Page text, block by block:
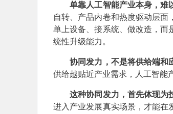
单靠人工智能产业本身，难
自转、产品内卷和热度驱动层
单上设备、接系统、做改造，而
统性升级能力。
协同发力，不是将供给端和
供给越贴近产业需求，人工智能
这种协同发力，首先体现为
进入产业发展真实场景，才能在